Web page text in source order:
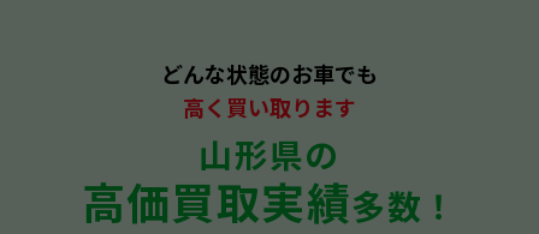
どんな状態のお車でも
高く買い取ります
山形県の
高価買取実績多数！